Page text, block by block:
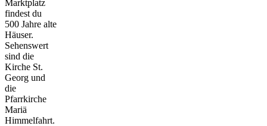
Marktplatz
findest du
500 Jahre alte
Häuser.
Sehenswert
sind die
Kirche St.
Georg und
die
Pfarrkirche
Mariä
Himmelfahrt.